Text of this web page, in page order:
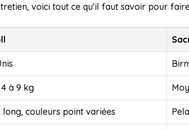
voici tout ce qu’il faut savoir pour
à 9 kg
long, couleurs point variées